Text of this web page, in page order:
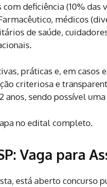
deficiência (10% das
médicos
de saúde,
práticas e, em casos
criteriosa e
sendo possível
no edital completo.
Vaga para
está aberto concurso